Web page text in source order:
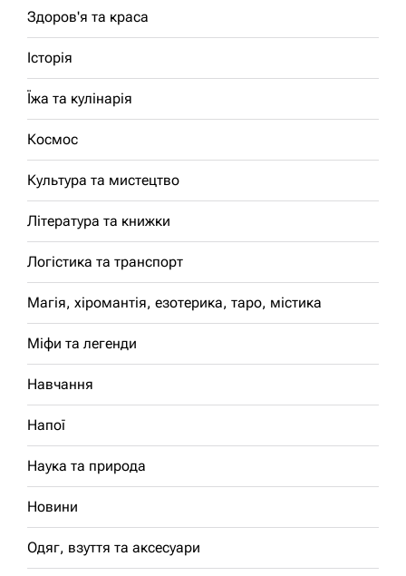
Здоров'я та краса
Історія
Їжа та кулінарія
Космос
Культура та мистецтво
Література та книжки
Логістика та транспорт
Магія, хіромантія, езотерика, таро, містика
Міфи та легенди
Навчання
Напої
Наука та природа
Новини
Одяг, взуття та аксесуари